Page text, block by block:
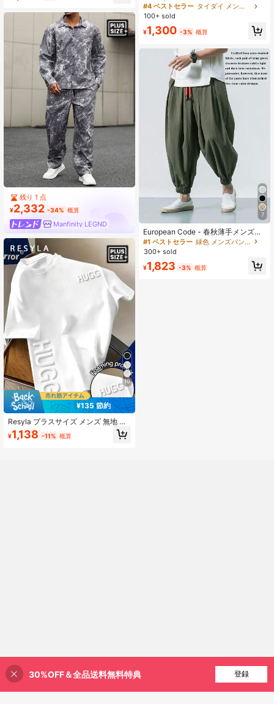
クティビティ、セミフォーマルな場
面に適しています。
残り 1 点
¥2,332 -34% 概算
Manfinity LEGND
10
¥135 節約
Resyla プラスサイズ メンズ 無地 レ
タープリント クルーネック カジュア
ル デイリーファッション 半袖Tシャ
¥1,138 -11% 概算
ッション ストリートスタイル エキゾ
チックプリント アシッドウォッシュ
#4 ベストセラー
タイダイ メンズTシャツ
100+ sold
¥1,300 -3% 概算
7
European Code - 春秋薄手メンズ韓
国風グリーンランタンパンツ、ルー
ズナチュラル素材通気性薄手スタイ
ズワイドレッグハーレムクロップド
パンツ
#1 ベストセラー
緑色 メンズパンツ
300+ sold
¥1,823 -3% 概算
43% 割引！
30%OFF＆全品送料無料特典 登録